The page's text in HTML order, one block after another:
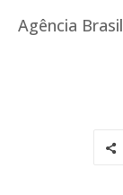
Agência Brasil